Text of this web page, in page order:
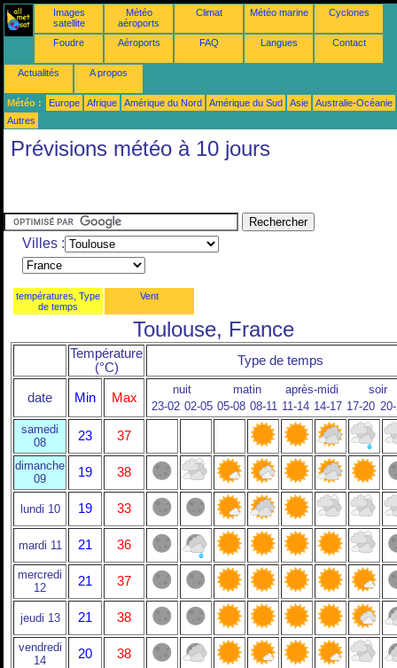
Images
satellite
Météo
aéroports
Climat Météo marine Cyclones
Foudre Aéroports FAQ Langues Contact
Actualités A propos
Météo : Europe Afrique Amérique du Nord Amérique du Sud Asie
Australie-Océanie
Autres
Prévisions météo à 10 jours
Villes :
températures, Type
de temps
Vent
Toulouse, France
Température
(°C)
Type de temps
date Min Max
nuit matin après-midi
soir
23-02 02-05 05-08 08-11 11-14 14-17 17-20
samedi
08
23 37
dimanche
09
19 38
lundi 10 19 33
mardi 11 21 36
mercredi
12
21 37
jeudi 13 21 38
vendredi
14
20 38